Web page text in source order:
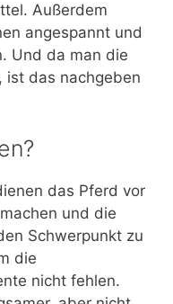
Außerdem
angespannt und
Und da man die
ist das nachgeben
das Pferd vor
und die
Schwerpunkt zu
die
nicht fehlen.